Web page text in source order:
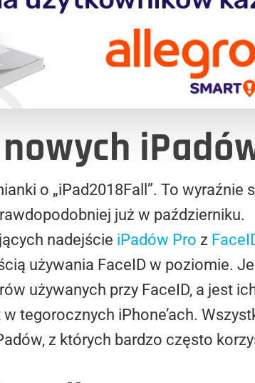
o „iPad2018Fall”. To wyraźnie
już w październiku.
nadejście iPadów Pro z
używania FaceID w poziomie.
używanych przy FaceID, a jest
tegorocznych iPhone’ach.
z których bardzo często